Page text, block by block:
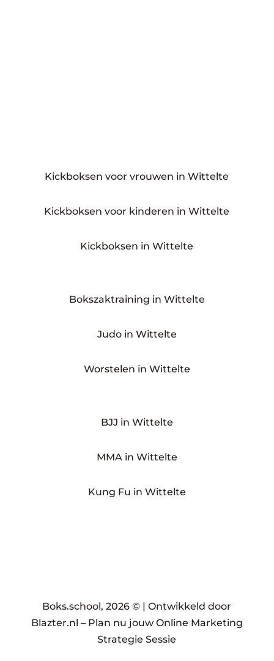
Kickboksen voor vrouwen in Wittelte
Kickboksen voor kinderen in Wittelte
Kickboksen in Wittelte
Bokszaktraining in Wittelte
Judo in Wittelte
Worstelen in Wittelte
BJJ in Wittelte
MMA in Wittelte
Kung Fu in Wittelte
Boks.school, 2026 © |Ontwikkeld door
Blazter.nl – Plan nu jouw Online Marketing
Strategie Sessie